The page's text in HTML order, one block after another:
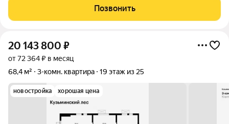
детских и спортивных площадок. Новые действующие школа,
детские сады, поликлиника. Возле
Позвонить
20 143 800 ₽
от 72 364 ₽ в месяц
68,4 м²
3-комн. квартира 19 этаж из 25
новостройка хорошая цена